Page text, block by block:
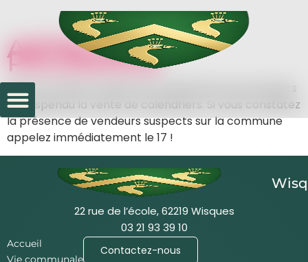
APPEL A LA
PRUDENCE
Suite à la mise en place du confinement, les pompiers
on suspendu la vente de calendriers. Si vous constatez
la présence de vendeurs suspects sur la commune
appelez immédiatement le 17 !
22 rue de l’école, 62219 Wisques
03 21 93 39 10
Accueil
Vie communale
Contactez-nous